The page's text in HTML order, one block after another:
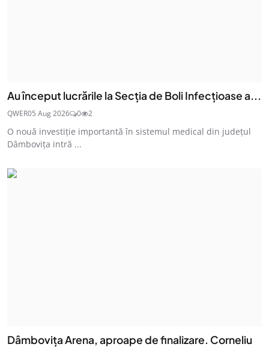
Au început lucrările la Secția de Boli Infecțioase a...
QWER05 Aug 2026 0 2
O nouă investiție importantă în sistemul medical din județul
Dâmbovița intră ...
Dâmbovița Arena, aproape de finalizare. Corneliu